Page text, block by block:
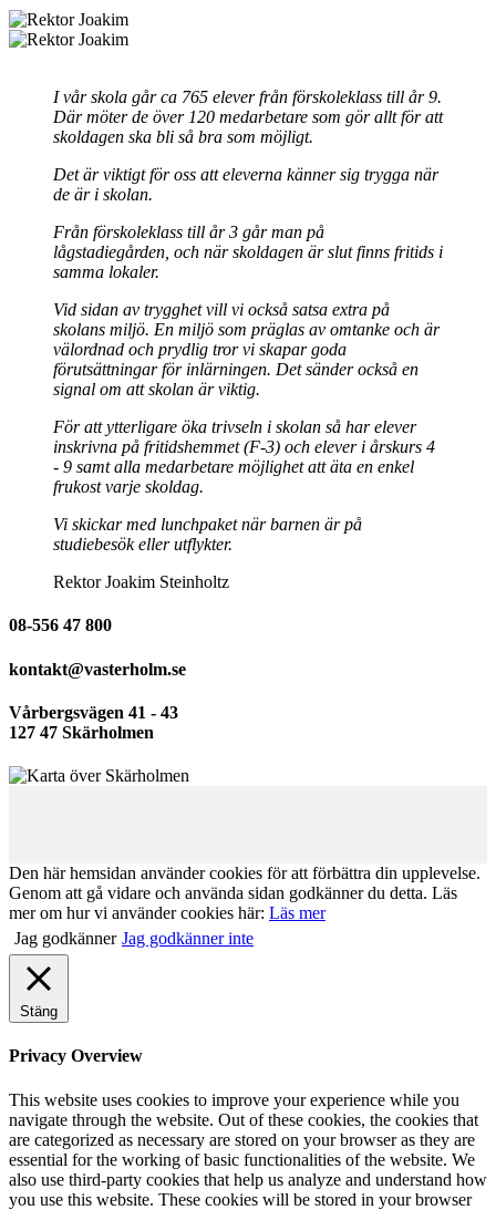
I vår skola går ca 765 elever från förskoleklass till år 9.
Där möter de över 120 medarbetare som gör allt för att
skoldagen ska bli så bra som möjligt.
Det är viktigt för oss att eleverna känner sig trygga när
de är i skolan.
Från förskoleklass till år 3 går man på
lågstadiegården, och när skoldagen är slut finns fritids i
samma lokaler.
Vid sidan av trygghet vill vi också satsa extra på
skolans miljö. En miljö som präglas av omtanke och är
välordnad och prydlig tror vi skapar goda
förutsättningar för inlärningen. Det sänder också en
signal om att skolan är viktig.
För att ytterligare öka trivseln i skolan så har elever
inskrivna på fritidshemmet (F-3) och elever i årskurs 4
- 9 samt alla medarbetare möjlighet att äta en enkel
frukost varje skoldag.
Vi skickar med lunchpaket när barnen är på
studiebesök eller utflykter.
Rektor Joakim Steinholtz
08-556 47 800
kontakt@vasterholm.se
Vårbergsvägen 41 - 43
127 47 Skärholmen
Den här hemsidan använder cookies för att förbättra din upplevelse.
Genom att gå vidare och använda sidan godkänner du detta. Läs
mer om hur vi använder cookies här: Läs mer
Jag godkänner Jag godkänner inte
Stäng
Privacy Overview
This website uses cookies to improve your experience while you
navigate through the website. Out of these cookies, the cookies that
are categorized as necessary are stored on your browser as they are
essential for the working of basic functionalities of the website. We
also use third-party cookies that help us analyze and understand how
you use this website. These cookies will be stored in your browser